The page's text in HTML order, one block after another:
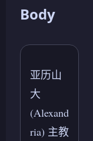
Body
亚历山
大
(Alexand
ria) 主教